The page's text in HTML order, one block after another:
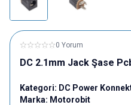
0 Yorum
DC 2.1mm Jack Şase
Kategori: DC Power
Marka: Motorobit